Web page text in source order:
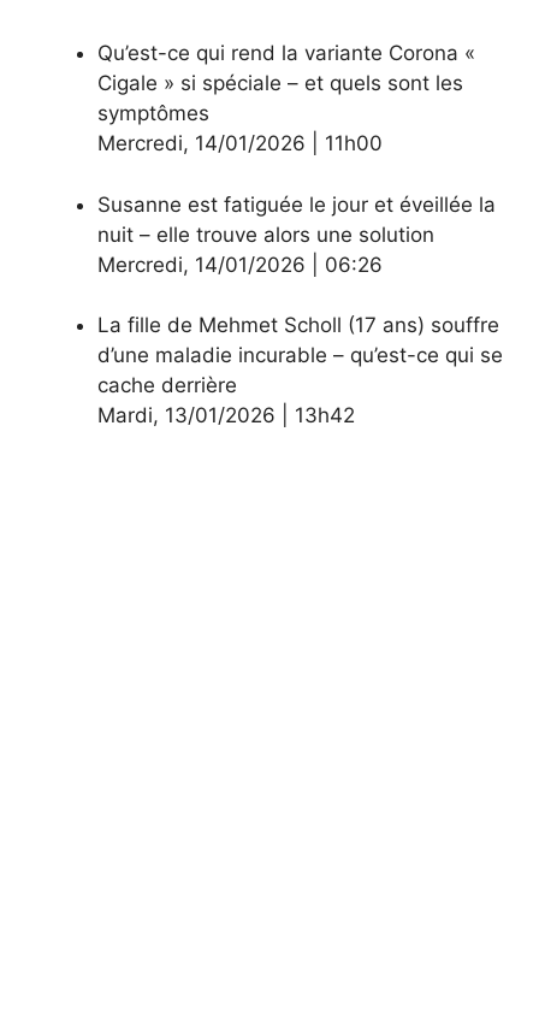
Qu’est-ce qui rend la variante Corona «
Cigale » si spéciale – et quels sont les
symptômes
Mercredi, 14/01/2026 11h00
Susanne est fatiguée le jour et éveillée la
nuit – elle trouve alors une solution
Mercredi, 14/01/2026 06:26
La fille de Mehmet Scholl (17 ans) souffre
d’une maladie incurable – qu’est-ce qui se
cache derrière
Mardi, 13/01/2026 13h42